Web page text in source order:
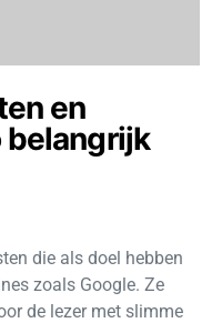
en
belangrijk
die als doel hebben
zoals Google. Ze
de lezer met slimme